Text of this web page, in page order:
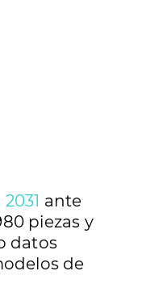
ante
piezas y
datos
de